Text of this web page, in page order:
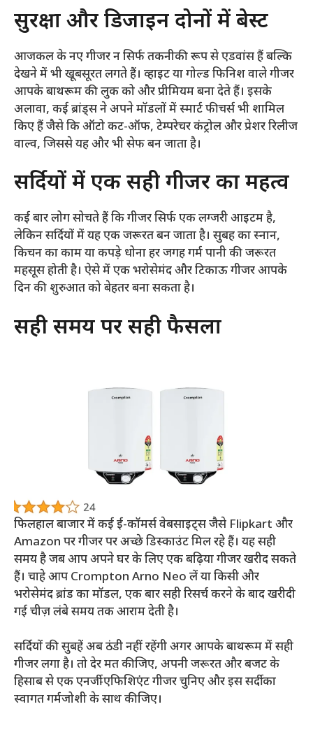
सुरक्षा और डिजाइन दोनों में बेस्ट
आजकल के नए गीजर न सिर्फ तकनीकी रूप से एडवांस हैं बल्कि
देखने में भी खूबसूरत लगते हैं। व्हाइट या गोल्ड फिनिश वाले गीजर
आपके बाथरूम की लुक को और प्रीमियम बना देते हैं। इसके
अलावा, कई ब्रांड्स ने अपने मॉडलों में स्मार्ट फीचर्स भी शामिल
किए हैं जैसे कि ऑटो कट-ऑफ, टेम्परेचर कंट्रोल और प्रेशर रिलीज
वाल्व, जिससे यह और भी सेफ बन जाता है।
सर्दियों में एक सही गीजर का महत्व
कई बार लोग सोचते हैं कि गीजर सिर्फ एक लग्जरी आइटम है,
लेकिन सर्दियों में यह एक जरूरत बन जाता है। सुबह का स्नान,
किचन का काम या कपड़े धोना हर जगह गर्म पानी की जरूरत
महसूस होती है। ऐसे में एक भरोसेमंद और टिकाऊ गीजर आपके
दिन की शुरुआत को बेहतर बना सकता है।
सही समय पर सही फैसला
फिलहाल बाजार में कई ई-कॉमर्स वेबसाइट्स जैसे Flipkart और
Amazon पर गीजर पर अच्छे डिस्काउंट मिल रहे हैं। यह सही
समय है जब आप अपने घर के लिए एक बढ़िया गीजर खरीद सकते
हैं। चाहे आप Crompton Arno Neo लें या किसी और
भरोसेमंद ब्रांड का मॉडल, एक बार सही रिसर्च करने के बाद खरीदी
गई चीज़ लंबे समय तक आराम देती है।
सर्दियों की सुबहें अब ठंडी नहीं रहेंगी अगर आपके बाथरूम में सही
गीजर लगा है। तो देर मत कीजिए, अपनी जरूरत और बजट के
हिसाब से एक एनर्जी-एफिशिएंट गीजर चुनिए और इस सर्दी का
स्वागत गर्मजोशी के साथ कीजिए।